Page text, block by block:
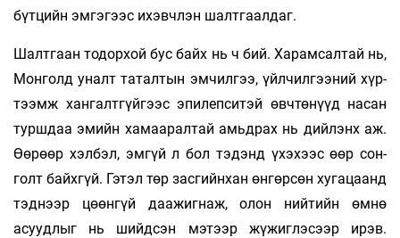
бүтцийн эм­­­гэгээс ихэвч­­лэн шалтгаалдаг.
Шалтгаан тодорхой бус байх нь ч бий. Харамсалтай нь,
Монголд уналт та­­­талтын эмчилгээ, үйлчилгээний хүр­
тээмж хан­­галт­гүйгээс эпилепситэй өвчтөнүүд на­сан
турш­даа эмийн хамааралтай амьдрах нь дий­лэнх аж.
Өөрөөр хэлбэл, эмгүй л бол тэдэнд үхэхээс өөр сон­
голт байхгүй. Гэтэл төр засгийнхан өнгөрсөн хуга­цаанд
тэднээр цөөнгүй даажигнаж, олон ний­тийн өмнө
асуудлыг нь шийдсэн мэтээр жү­жиг­лэсээр ирэв.